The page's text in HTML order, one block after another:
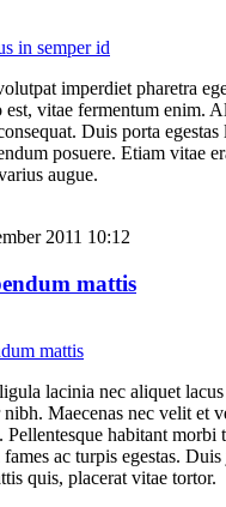
imperdiet pharetra
est, vitae fermentum enim.
Duis porta
posuere. Etiam vitae
augue.
2011 10:12
mattis
lacinia nec aliquet
nibh. Maecenas nec velit et
habitant morbi
ac turpis egestas.
quis, placerat vitae tortor.